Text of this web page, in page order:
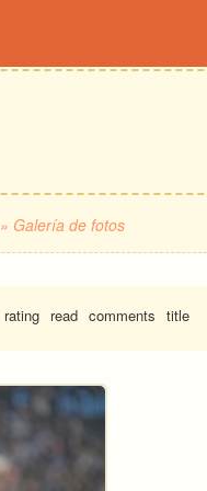
» Galería de fotos
rating read comments title